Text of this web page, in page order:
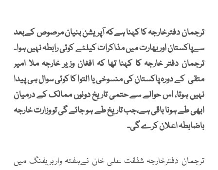
ترجمان دفترخارجہ کا کہنا ہےکہ آپریشن بنیان مرصوص کےبعد
سےپاکستان اوربھارت میں مذاکرات کیلئے کوئی رابطہ نہیں ہوا۔
ترجمان دفتر خارجہ کا کہنا تھا کہ افغان وزیر خارجہ ملا امیر
متقی کے دورہ پاکستان کی منسوخی یا التوا کا کوئی سوال ہی پیدا
نہیں ہوتا، اس حوالے سے حتمی تاریخ دونوں ممالک کے درمیان
ابھی طے ہونا باقی ہے،جب تاریخ طے ہو جائے گی تو وزارت خارجہ
باضابطہ اعلان کرے گی۔
ترجمان دفترخارجہ شفقت علی خان نےہفتہ واربریفنگ میں